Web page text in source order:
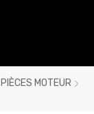
PIÈCES MOTEUR